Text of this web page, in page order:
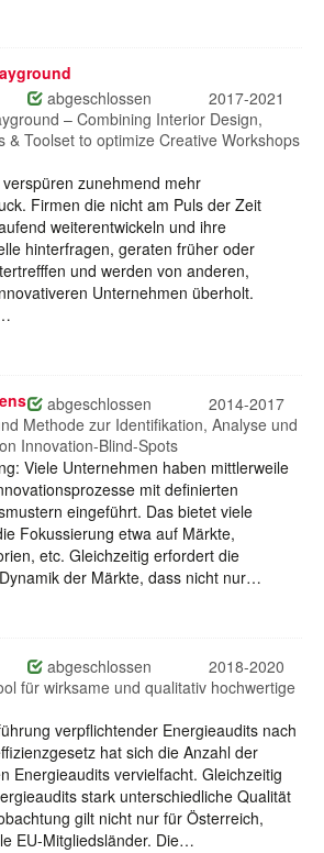
abgeschlossen
2017-2021
– Combining Interior Design,
& Toolset to optimize Creative Workshops
zunehmend mehr
Firmen die nicht am Puls der Zeit
weiterentwickeln und ihre
hinterfragen, geraten früher oder
und werden von anderen,
Unternehmen überholt.
abgeschlossen
2014-2017
Methode zur Identifikation, Analyse und
Innovation-Blind-Spots
Viele Unternehmen haben mittlerweile
mit definierten
eingeführt. Das bietet viele
Fokussierung etwa auf Märkte,
etc. Gleichzeitig erfordert die
der Märkte, dass nicht nur…
abgeschlossen
2018-2020
für wirksame und qualitativ hochwertige
verpflichtender Energieaudits nach
hat sich die Anzahl der
Energieaudits vervielfacht. Gleichzeitig
stark unterschiedliche Qualität
gilt nicht nur für Österreich,
EU-Mitgliedsländer. Die…